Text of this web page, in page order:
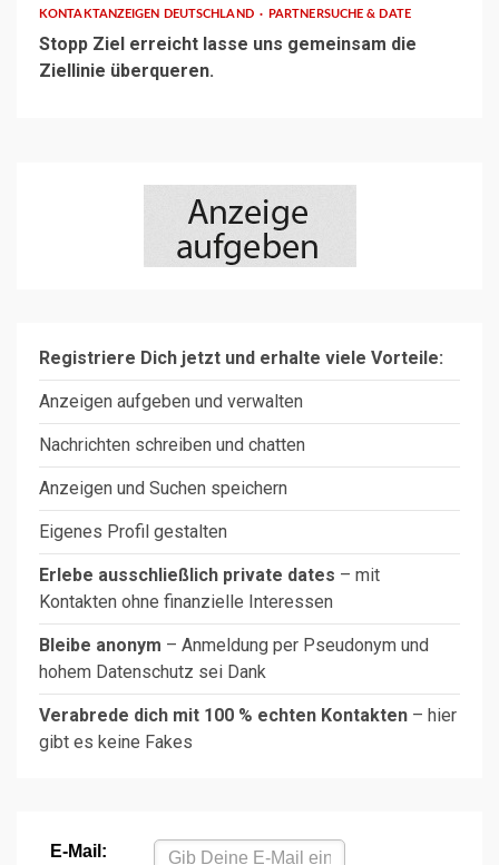
KONTAKTANZEIGEN DEUTSCHLAND PARTNERSUCHE & DATE
Stopp Ziel erreicht lasse uns gemeinsam die
Ziellinie überqueren.
Registriere Dich jetzt und erhalte viele Vorteile:
Anzeigen aufgeben und verwalten
Nachrichten schreiben und chatten
Anzeigen und Suchen speichern
Eigenes Profil gestalten
Erlebe ausschließlich private dates – mit
Kontakten ohne finanzielle Interessen
Bleibe anonym – Anmeldung per Pseudonym und
hohem Datenschutz sei Dank
Verabrede dich mit 100 % echten Kontakten – hier
gibt es keine Fakes